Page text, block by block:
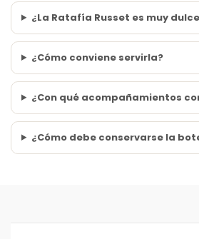
¿La Ratafía Russet es muy
¿Cómo conviene servirla?
¿Con qué acompañamientos
¿Cómo debe conservarse la